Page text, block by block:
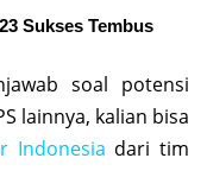
Sukses Tembus
soal potensi
lainnya, kalian bisa
Indonesia dari tim